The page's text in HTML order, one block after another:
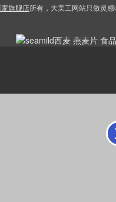
旗舰店所有，大美工网站只做灵